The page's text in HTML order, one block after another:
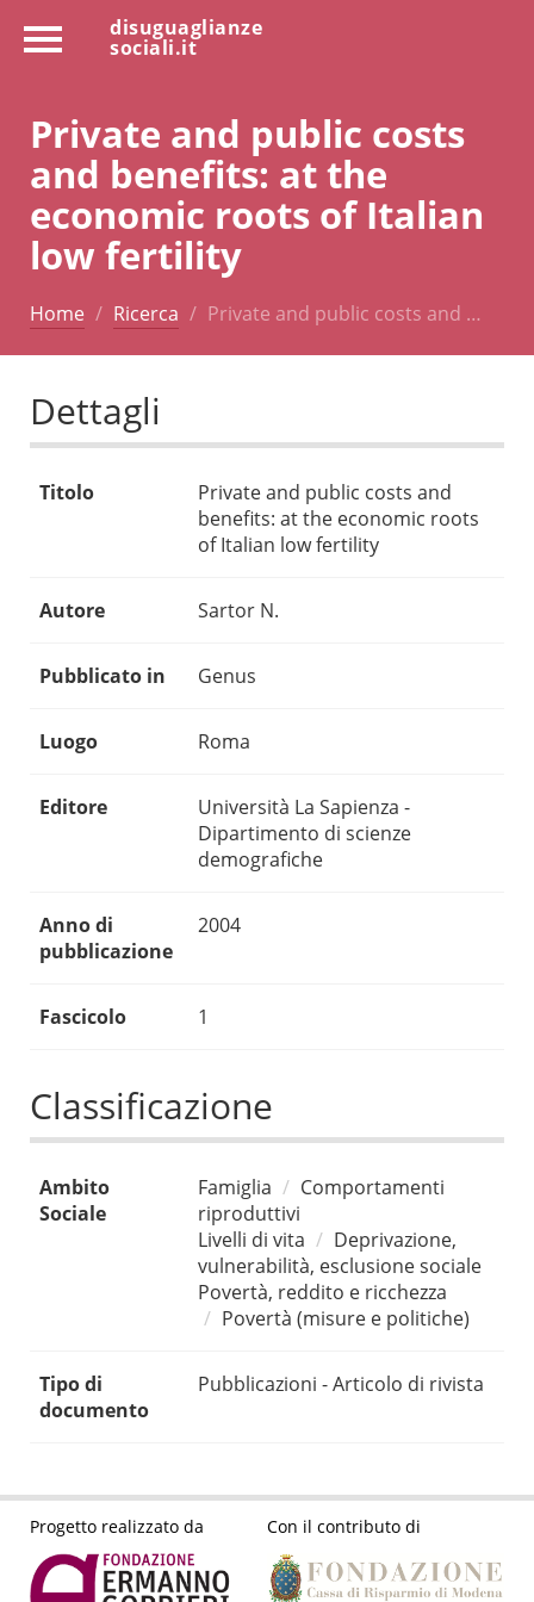
disuguaglianze
sociali.it
Private and public costs
and benefits: at the
economic roots of Italian
low fertility
Home Ricerca Private and public costs and …
Dettagli
Titolo
Private and public costs and
benefits: at the economic roots
of Italian low fertility
Autore Sartor N.
Pubblicato in Genus
Luogo Roma
Editore
Università La Sapienza -
Dipartimento di scienze
demografiche
Anno di
pubblicazione
2004
Fascicolo 1
Classificazione
Ambito
Sociale
Famiglia
Comportamenti
riproduttivi
Livelli di vita
Deprivazione,
vulnerabilità, esclusione sociale
Povertà, reddito e ricchezza
Povertà (misure e politiche)
Tipo di
documento
Pubblicazioni - Articolo di rivista
Progetto realizzato da Con il contributo di